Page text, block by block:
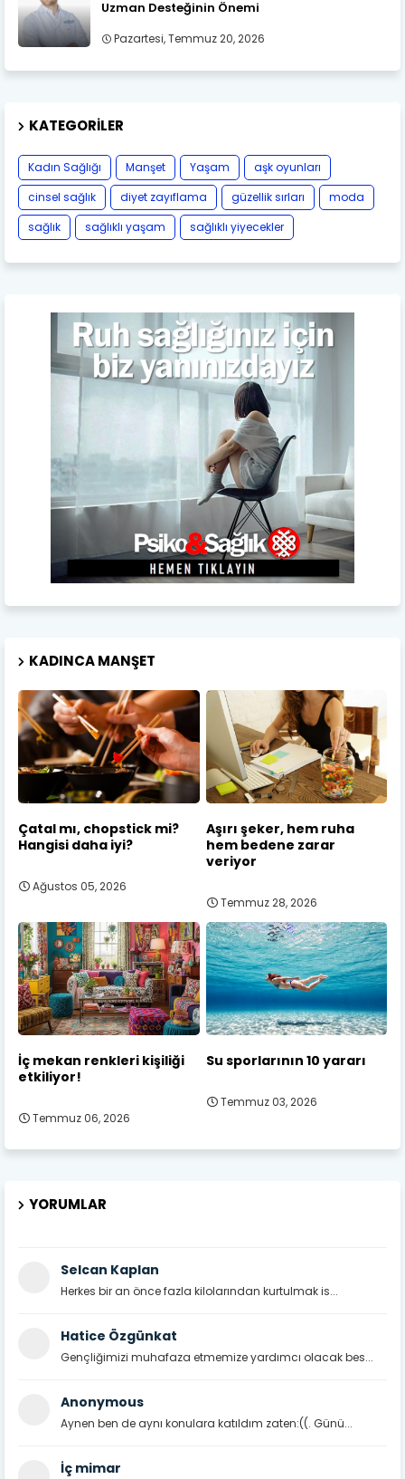
Uzman Desteğinin Önemi
Pazartesi, Temmuz 20, 2026
KATEGORILER
Kadın Sağlığı Manşet Yaşam
aşk oyunları
cinsel sağlık
diyet zayıflama güzellik sırları
moda
sağlık
sağlıklı yaşam sağlıklı yiyecekler
KADINCA MANŞET
Çatal mı, chopstick mi?
Hangisi daha iyi?
Ağustos 05, 2026
Aşırı şeker, hem ruha
hem bedene zarar
veriyor
Temmuz 28, 2026
İç mekan renkleri kişiliği
etkiliyor!
Temmuz 06, 2026
Su sporlarının 10 yararı
Temmuz 03, 2026
YORUMLAR
Selcan Kaplan
Herkes bir an önce fazla kilolarından kurtulmak is...
Hatice Özgünkat
Gençliğimizi muhafaza etmemize yardımcı olacak bes...
Anonymous
Aynen ben de aynı konulara katıldım zaten:((. Günü...
İç mimar